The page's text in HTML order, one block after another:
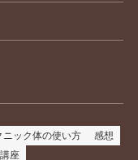
ニック体の使い方
感想
座